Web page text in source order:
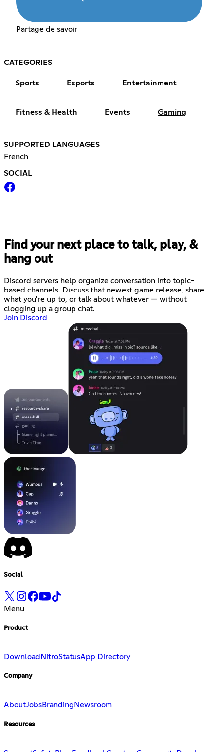
Partage de savoir
CATEGORIES
Sports Esports Entertainment
Fitness & Health Events Gaming
SUPPORTED LANGUAGES
French
SOCIAL
Find your next place to talk, play, &
hang out
Discord servers help organize conversation into topic-
based channels. Discuss that newest game release, share
what you're up to, or talk about whatever — without
clogging up a group chat.
Join Discord
Social
Menu
Product
Download NitroStatusApp Directory
Company
AboutJobsBranding Newsroom
Resources